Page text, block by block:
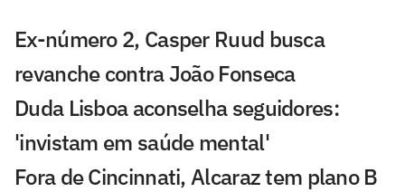
Ex-número 2, Casper Ruud busca
revanche contra João Fonseca
Duda Lisboa aconselha seguidores:
'invistam em saúde mental'
Fora de Cincinnati, Alcaraz tem plano B